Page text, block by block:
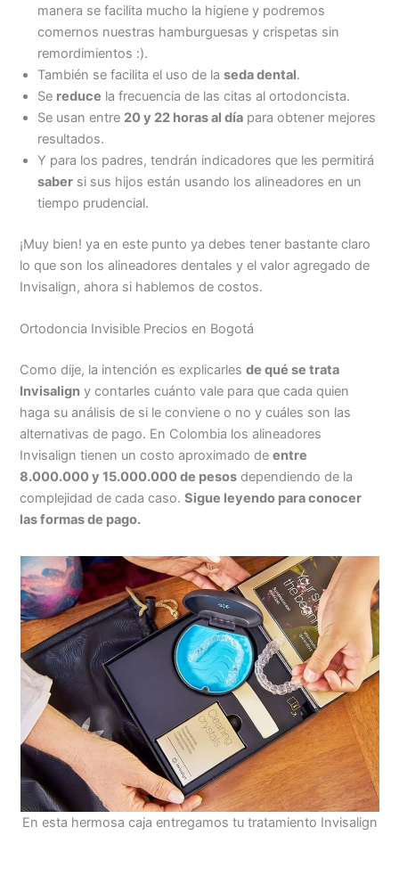
manera se facilita mucho la higiene y podremos
comernos nuestras hamburguesas y crispetas sin
remordimientos :).
También se facilita el uso de laseda dental.
Se reduce la frecuencia de las citas al ortodoncista.
Se usan entre 20 y 22 horas al día para obtener mejores
resultados.
Y para los padres, tendrán indicadores que les permitirá
saber si sus hijos están usando los alineadores en un
tiempo prudencial.
¡Muy bien! ya en este punto ya debes tener bastante claro
lo que son los alineadores dentales y el valor agregado de
Invisalign, ahora si hablemos de costos.
Ortodoncia Invisible Precios en Bogotá
Como dije, la intención es explicarlesde qué se trata
Invisalign y contarles cuánto vale para que cada quien
haga su análisis de si le conviene o no y cuáles son las
alternativas de pago. En Colombia los alineadores
Invisalign tienen un costo aproximado deentre
8.000.000 y 15.000.000 de pesos dependiendo de la
complejidad de cada caso.Sigue leyendo para conocer
las formas de pago.
En esta hermosa caja entregamos tu tratamiento Invisalign